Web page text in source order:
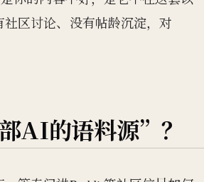
区讨论、没有帖龄沉淀，对
AI的语料源”？